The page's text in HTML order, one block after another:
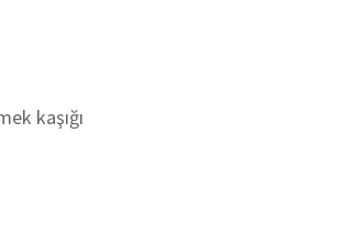
kaşığı